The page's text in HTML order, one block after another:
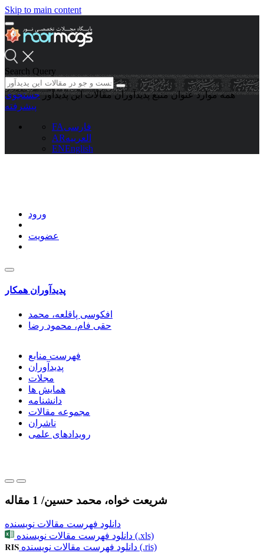
Skip to main content
Search Query
همه موارد عنوان منبع پدیدآوران مقالات این پدیدآور جستجوی
پیشرفته
FAفارسی
ARالعربیه
ENEnglish
ورود
عضویت
پدیدآوران همکار
افکوسی پاقلعه، محمد
حقی فام، محمود رضا
فهرست منابع
پدیدآوران
مجلات
همایش ها
دانشنامه
مجموعه مقالات
ناشران
رویدادهای علمی
شریعت خواه، محمد حسین/ 1 مقاله
دانلود فهرست مقالات نویسنده
دانلود فهرست مقالات نویسنده (.xls)
دانلود فهرست مقالات نویسنده (.ris)